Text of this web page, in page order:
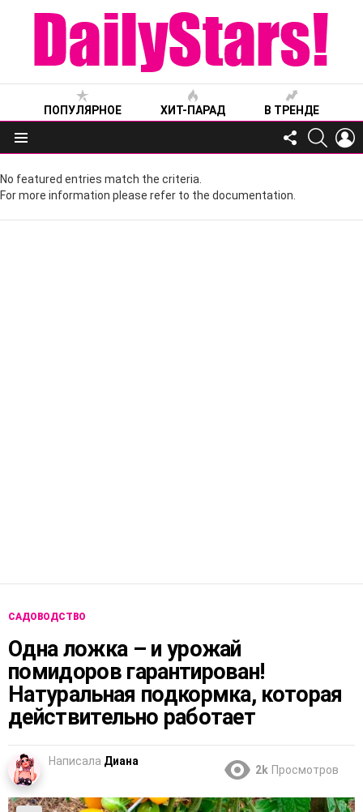
ПОПУЛЯРНОЕ ХИТ-ПАРАД В ТРЕНДЕ
Меню
FOLLOW
US
No featured entries match the criteria.
For more information please refer to the documentation.
САДОВОДСТВО
Одна ложка – и урожай
помидоров гарантирован!
Натуральная подкормка, которая
действительно работает
Написала Диана
2k Просмотров